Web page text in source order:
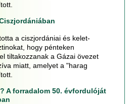
a ciszjordániai és kelet-
hogy pénteken
tiltakozzanak a Gázai övezet
miatt, amelyet a "harag
A forradalom 50. évfordulóját